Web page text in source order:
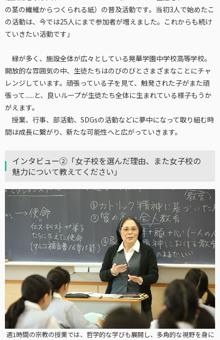
の茎の繊維からつくられる紙）の普及活動です。当初3人で始めたこ
の活動は、今では25人にまで参加者が増えました。これからも続け
ていきたい活動です」
緑が多く、施設全体が広々としている晃華学園中学校高等学校。
開放的な雰囲気の中、生徒たちはのびのびとさまざまなことにチャ
レンジしています。頑張っている子を見て、触発された子がまた頑
張って......と、良いループが生徒たち全体に生まれている様子もうか
がえます。
授業、行事、部活動、SDGsの活動などに夢中になって取り組む時
間は成長に繋がり、新たな可能性へと広がっていきます。
インタビュー②「女子校を選んだ理由、また女子校の
魅力について教えてください」
週1時間の宗教の授業では、哲学的な学びも展開し、多角的な視野を身に